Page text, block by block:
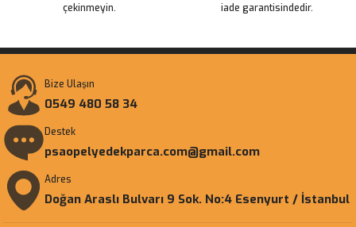
çekinmeyin.
iade garantisindedir.
Bize Ulaşın
0549 480 58 34
Destek
psaopelyedekparca.com@gmail.com
Adres
Doğan Araslı Bulvarı 9 Sok. No:4 Esenyurt / İstanbul